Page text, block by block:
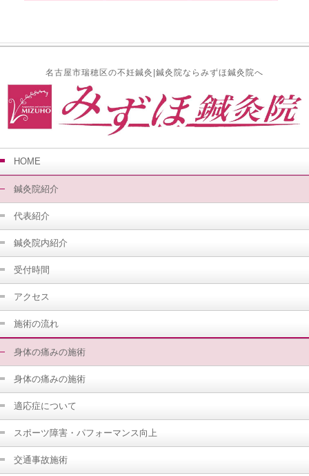
名古屋市瑞穂区の不妊鍼灸|鍼灸院ならみずほ鍼灸院へ
HOME
鍼灸院紹介
代表紹介
鍼灸院内紹介
受付時間
アクセス
施術の流れ
身体の痛みの施術
身体の痛みの施術
適応症について
スポーツ障害・パフォーマンス向上
交通事故施術